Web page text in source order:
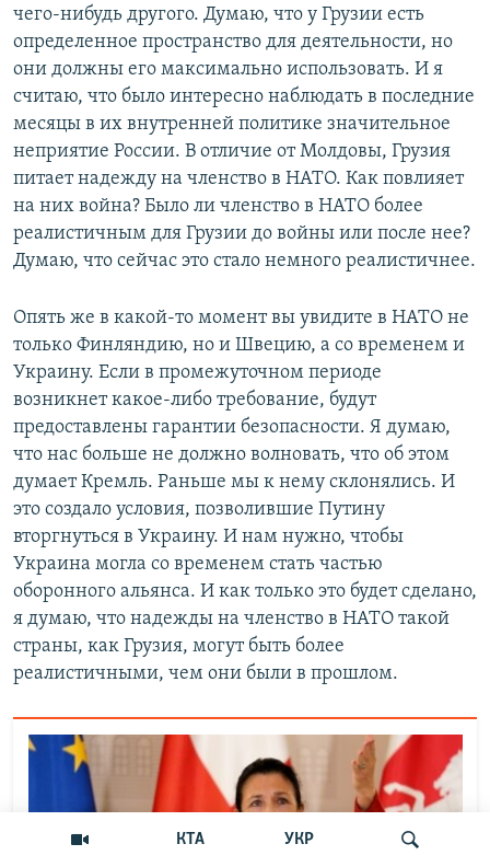
КТА УКР
чего-нибудь другого. Думаю, что у Грузии есть
определенное пространство для деятельности, но
они должны его максимально использовать. И я
считаю, что было интересно наблюдать в последние
месяцы в их внутренней политике значительное
неприятие России. В отличие от Молдовы, Грузия
питает надежду на членство в НАТО. Как повлияет
на них война? Было ли членство в НАТО более
реалистичным для Грузии до войны или после нее?
Думаю, что сейчас это стало немного реалистичнее.
Опять же в какой-то момент вы увидите в НАТО не
только Финляндию, но и Швецию, а со временем и
Украину. Если в промежуточном периоде
возникнет какое-либо требование, будут
предоставлены гарантии безопасности. Я думаю,
что нас больше не должно волновать, что об этом
думает Кремль. Раньше мы к нему склонялись. И
это создало условия, позволившие Путину
вторгнуться в Украину. И нам нужно, чтобы
Украина могла со временем стать частью
оборонного альянса. И как только это будет сделано,
я думаю, что надежды на членство в НАТО такой
страны, как Грузия, могут быть более
реалистичными, чем они были в прошлом.